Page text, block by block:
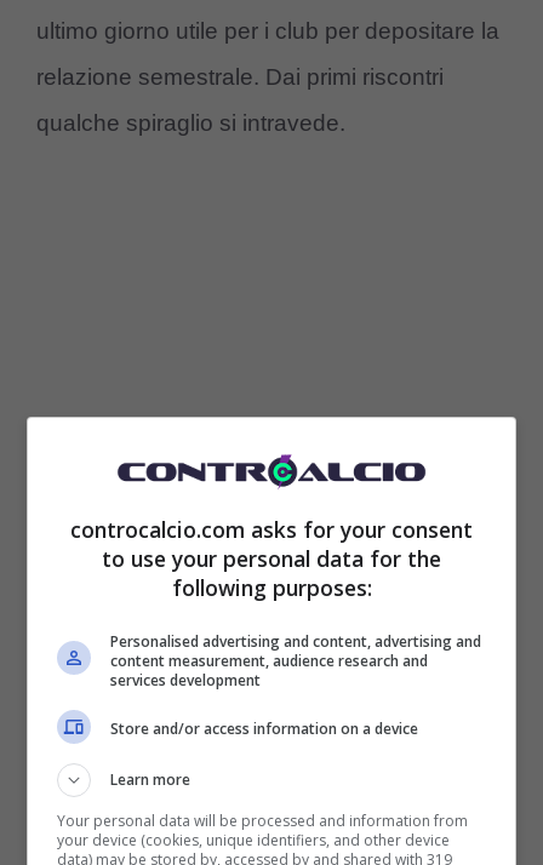
ultimo giorno utile per i club per depositare la
relazione semestrale. Dai primi riscontri
qualche spiraglio si intravede.
C’è da dire che la Lazio ora ha la certezza
gennaioil mercato sarà condotto a
per ogni nuovo giocatore che entra, ne dovrà
necessariamente uscire un altro, a patto che
superi quello del giocatore appena ceduto.
Solo facendo così, laLaziopotrà mantenere
controcalcio.com asks for your consent
to use your personal data for the
following purposes:
Personalised advertising and content, advertising and
content measurement, audience research and
services development
Store and/or access information on a device
Learn more
Your personal data will be processed and information from
your device (cookies, unique identifiers, and other device
data) may be stored by, accessed by and shared with 319